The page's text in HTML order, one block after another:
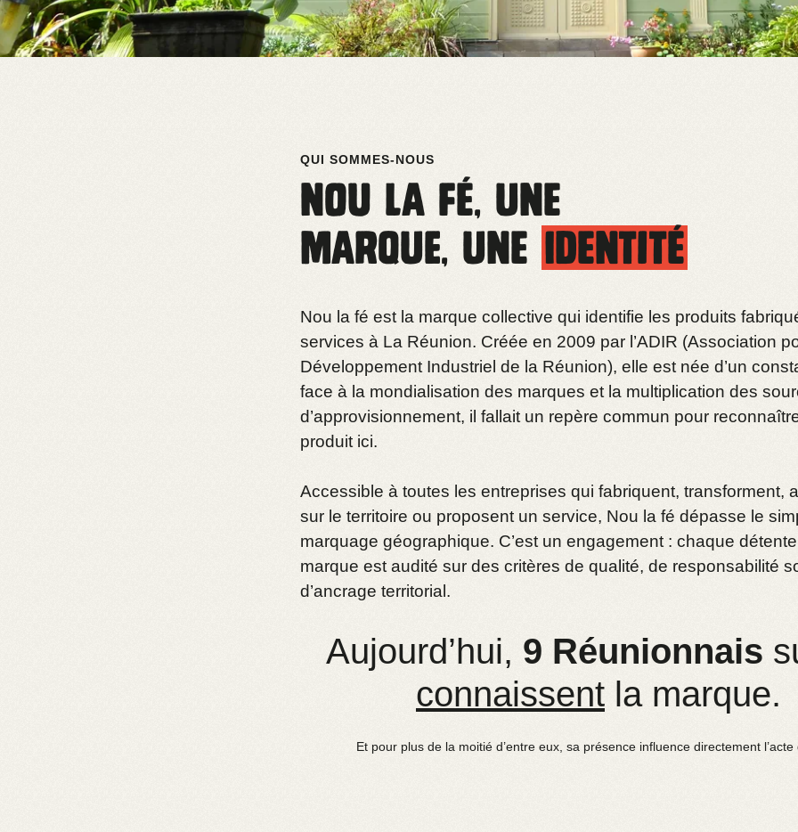
QUI SOMMES-NOUS
Nou la fé, une
marque, une identité
Nou la fé est la marque collective qui identifie les produits
services à La Réunion. Créée en 2009 par l’ADIR (Association
Développement Industriel de la Réunion), elle est née d’un
face à la mondialisation des marques et la multiplication des
d’approvisionnement, il fallait un repère commun pour
produit ici.
Accessible à toutes les entreprises qui fabriquent, transforment,
sur le territoire ou proposent un service, Nou la fé dépasse le
marquage géographique. C’est un engagement : chaque
marque est audité sur des critères de qualité, de responsabilité
d’ancrage territorial.
Aujourd’hui, 9 Réunionnais
connaissent la marque.
Et pour plus de la moitié d’entre eux, sa présence influence directement l’acte